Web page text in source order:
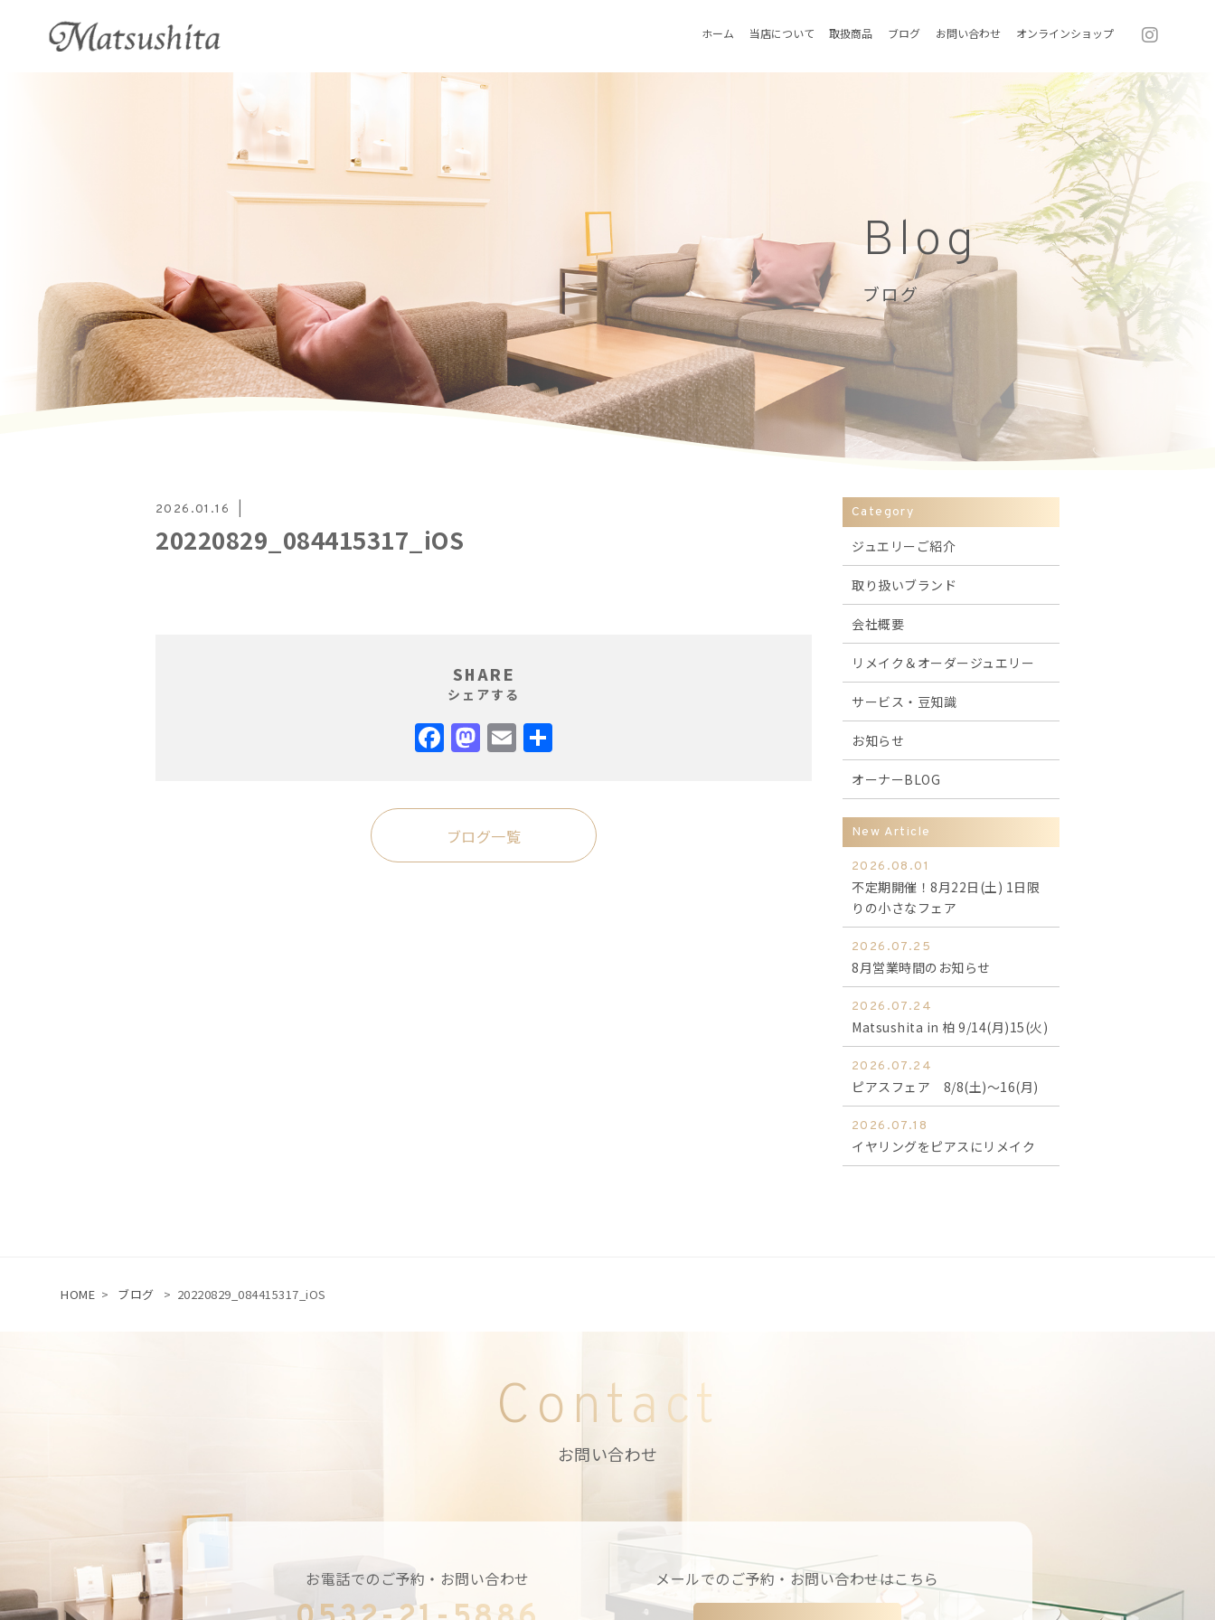
ホーム 当店について 取扱商品 ブログ お問い合わせ オンラインショップ
Blog
ブログ
2026.01.16
20220829_084415317_iOS
SHARE
シェアする
Facebook
Mastodon
Email
ブログ一覧
Category
ジュエリーご紹介
取り扱いブランド
会社概要
リメイク＆オーダージュエリー
サービス・豆知識
お知らせ
オーナーBLOG
New Article
2026.08.01
不定期開催！8月22日(土) 1日限
りの小さなフェア
2026.07.25
8月営業時間のお知らせ
2026.07.24
Matsushita in 柏 9/14(月)15(火)
2026.07.24
ピアスフェア 8/8(土)～16(月)
2026.07.18
イヤリングをピアスにリメイク
HOME > ブログ > 20220829_084415317_iOS
Contact
お問い合わせ
お電話でのご予約・お問い合わせ メールでのご予約・お問い合わせはこちら